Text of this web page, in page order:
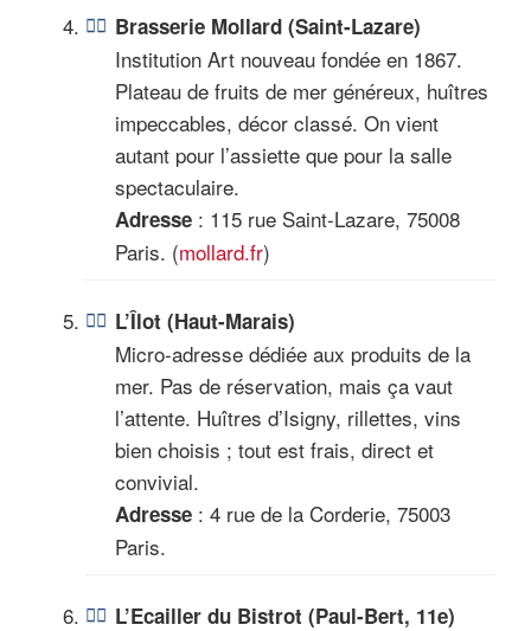
Brasserie Mollard (Saint-Lazare)
Institution Art nouveau fondée en 1867.
Plateau de fruits de mer généreux, huîtres
impeccables, décor classé. On vient
autant pour l’assiette que pour la salle
spectaculaire.
Adresse : 115 rue Saint-Lazare, 75008
Paris. (mollard.fr)
L’Îlot (Haut-Marais)
Micro-adresse dédiée aux produits de la
mer. Pas de réservation, mais ça vaut
l’attente. Huîtres d’Isigny, rillettes, vins
bien choisis ; tout est frais, direct et
convivial.
Adresse : 4 rue de la Corderie, 75003
Paris.
L’Ecailler du Bistrot (Paul-Bert, 11e)